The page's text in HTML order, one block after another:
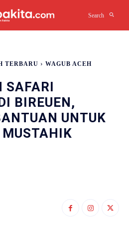
Search
TERBARU
WAGUB ACEH
SAFARI
BIREUEN,
UNTUK